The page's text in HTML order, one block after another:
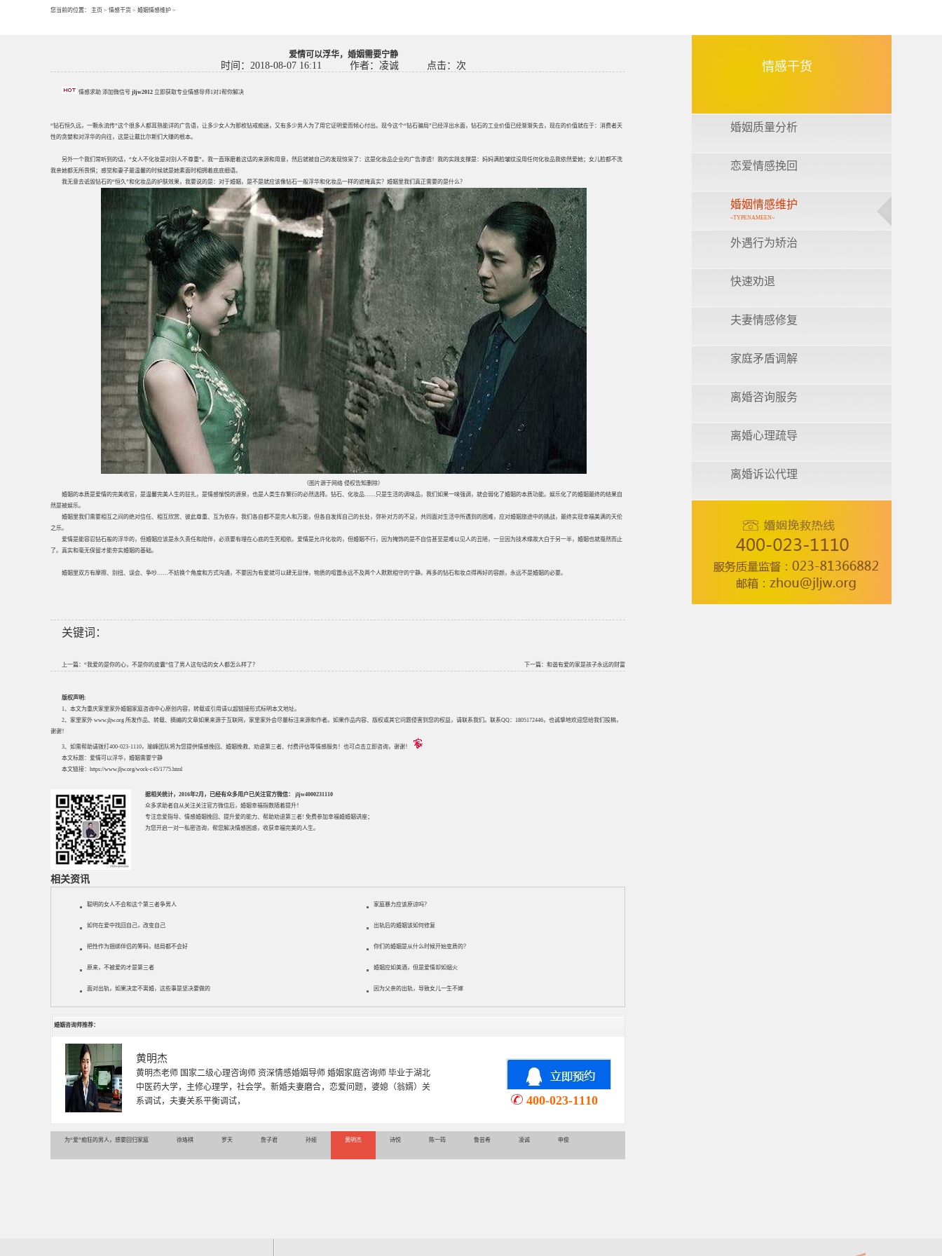
您当前的位置： 主页 > 情感干货 > 婚姻情感维护 >
爱情可以浮华，婚姻需要宁静
时间：2018-08-07 16:11 作者：凌诚 点击： 次
情感求助 添加微信号 jljw2012 立即获取专业情感导师1对1帮你解决
“钻石恒久远，一颗永流传”这个很多人都耳熟能详的广告语，让多少女人为那枚钻戒痴迷，又有多少男人为了用它证明爱而倾心付出。现今这个“钻石骗局”已经浮出水面，钻石的工业价值已经渐渐失去，现在的价值就在于：消费者天
性的贪婪和对浮华的向往，这是让戴比尔斯们大赚的根本。
另外一个我们常听到的话，“女人不化妆是对别人不尊重”。我一直琢磨着这话的来源和用意，然后就被自己的发现惊呆了：这是化妆品企业的广告渗透！我的实践支撑是：妈妈满脸皱纹没用任何化妆品我依然爱她；女儿脸都不洗
我亲她都无所畏惧；感觉和妻子最温馨的时候就是她素面时相拥着底底细语。
我无意去诋毁钻石的“恒久”和化妆品的护肤效果，我要说的是：对于婚姻，是不是就应该像钻石一般浮华和化妆品一样的遮掩真实？婚姻里我们真正需要的是什么？
（图片源于网络 侵权告知删除）
婚姻的本质是爱情的完美收官，是温馨完美人生的驻扎，是情感愉悦的源泉，也是人类生存繁衍的必然选择。钻石、化妆品……只是生活的调味品，我们如果一味强调，就会弱化了婚姻的本质功能。娱乐化了的婚姻最终的结果自
然是被娱乐。
婚姻里我们需要相互之间的绝对信任、相互欣赏、彼此尊重、互为依存，我们各自都不是完人和万能，但各自发挥自己的长处，弥补对方的不足，共同面对生活中所遇到的困难，应对婚姻旅途中的挑战，最终实现幸福美满的天伦
之乐。
爱情是能容忍钻石般的浮华的，但婚姻应该是永久责任和陪伴，必须要有埋在心底的生死相依。爱情是允许化妆的，但婚姻不行，因为掩饰的是不自信甚至是难以见人的丑陋，一旦因为技术缘故大白于另一半，婚姻也就戛然而止
了。真实和毫无保留才能夯实婚姻的基础。
婚姻里双方有摩擦、别扭、误会、争吵……不妨换个角度和方式沟通，不要因为有爱就可以肆无忌惮，物质的喧嚣永远不及两个人默默相守的宁静。再多的钻石和妆点得再好的容颜，永远不是婚姻的必要。
关键词：
上一篇： “我爱的是你的心，不是你的皮囊”信了男人这句话的女人都怎么样了？ 下一篇： 和谐有爱的家是孩子永远的财富
版权声明:
1、本文为重庆家里家外婚姻家庭咨询中心原创内容，转载或引用请以超链接形式标明本文地址。
2、家里家外 www.jljw.org 所发作品、转载、摘编的文章如果来源于互联网，家里家外会尽量标注来源和作者。如果作品内容、版权或其它问题侵害到您的权益，请联系我们。联系QQ：1805172446，也诚挚地欢迎您给我们投稿，
谢谢！
3、如需帮助请拨打400-023-1110，瑜峰团队将为您提供情感挽回、婚姻挽救、劝退第三者、付费评估等情感服务！也可点击立即咨询，谢谢！
本文标题： 爱情可以浮华，婚姻需要宁静
本文链接： https://www.jljw.org/work-c45/1775.html
据相关统计，2016年2月，已经有众多用户已关注官方微信： jljw4000231110
众多求助者自从关注关注官方微信后，婚姻幸福指数随着提升！
专注恋爱指导、 情感婚姻挽回 、提升爱的能力、帮助劝退第三者! 免费参加幸福婚婚姻讲座；
为您开启一对一私密咨询，帮您解决情感困惑，收获幸福完美的人生。
相关资讯
聪明的女人不会和这个第三者争男人 家庭暴力应该原谅吗？
如何在爱中找回自己，改变自己 出轨后的婚姻该如何修复
把性作为捆绑伴侣的筹码，结局都不会好 你们的婚姻是从什么时候开始变质的？
原来，不被爱的才是第三者 婚姻应如美酒，但是爱情却如烟火
面对出轨，如果决定不离婚，这些事是坚决要做的 因为父亲的出轨，导致女儿一生不嫁
婚姻咨询师推荐：
黄明杰
黄明杰老师 国家二级心理咨询师 资深情感婚姻导师 婚姻家庭咨询师 毕业于湖北
中医药大学，主修心理学，社会学。新婚夫妻磨合，恋爱问题，婆媳（翁婿）关
系调试，夫妻关系平衡调试，
400-023-1110
为“爱”痴狂的男人，想要回归家庭 徐珞棋 罗天 詹子君 孙娅 黄明杰 诗悦 陈一筠 鲁芸希 凌诚 申俊
情感干货
婚姻质量分析
恋爱情感挽回
婚姻情感维护
~TYPENAMEEN~
外遇行为矫治
快速劝退
夫妻情感修复
家庭矛盾调解
离婚咨询服务
离婚心理疏导
离婚诉讼代理